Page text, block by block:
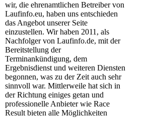
wir, die ehrenamtlichen Betreiber von
Laufinfo.eu, haben uns entschieden
das Angebot unserer Seite
einzustellen. Wir haben 2011, als
Nachfolger von Laufinfo.de, mit der
Bereitstellung der
Terminankündigung, dem
Ergebnisdienst und weiteren Diensten
begonnen, was zu der Zeit auch sehr
sinnvoll war. Mittlerweile hat sich in
der Richtung einiges getan und
professionelle Anbieter wie Race
Result bieten alle Möglichkeiten